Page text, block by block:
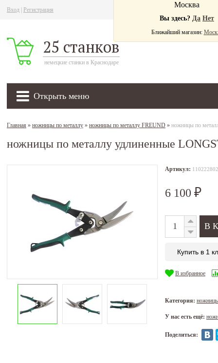
Вход Регистрация
25 станков
немецкие станки в Краснодаре
Открыть меню
Москва
Вы здесь? Да Нет
Ближайший магазин:
Главная » ножницы по металлу » ножницы по металлу FREUND » ножницы по
ножницы по металлу удлиненные
Артикул: 110222802
6 100 ₽
Купить в 1
В избранное
Категория:
У нас есть ещё:
Поделиться: